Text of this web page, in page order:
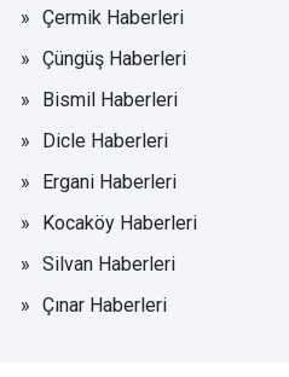
Çermik Haberleri
Çüngüş Haberleri
Bismil Haberleri
Dicle Haberleri
Ergani Haberleri
Kocaköy Haberleri
Silvan Haberleri
Çınar Haberleri